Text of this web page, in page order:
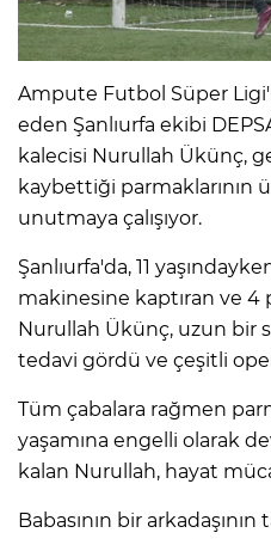
Ampute Futbol Süper
eden Şanlıurfa ekibi
kalecisi Nurullah Ükünç,
kaybettiği parmaklarının
unutmaya çalışıyor.
Şanlıurfa'da, 11
makinesine kaptıran ve 4
Nurullah Ükünç, uzun bir
tedavi gördü ve çeşitli
Tüm çabalara rağmen
yaşamına engelli olarak
kalan Nurullah, hayat
Babasının bir